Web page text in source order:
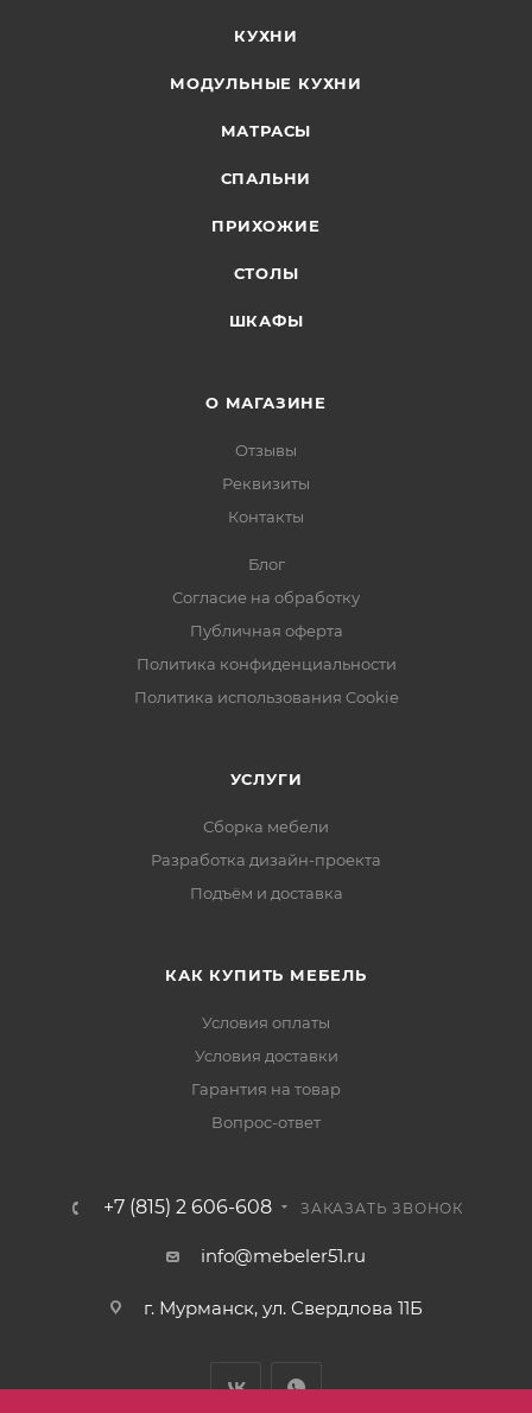
КУХНИ
МОДУЛЬНЫЕ КУХНИ
МАТРАСЫ
СПАЛЬНИ
ПРИХОЖИЕ
СТОЛЫ
ШКАФЫ
О МАГАЗИНЕ
Отзывы
Реквизиты
Контакты
Блог
Согласие на обработку
Публичная оферта
Политика конфиденциальности
Политика использования Cookie
УСЛУГИ
Сборка мебели
Разработка дизайн-проекта
Подъём и доставка
КАК КУПИТЬ МЕБЕЛЬ
Условия оплаты
Условия доставки
Гарантия на товар
Вопрос-ответ
+7 (815) 2 606-608 ЗАКАЗАТЬ ЗВОНОК
info@mebeler51.ru
г. Мурманск, ул. Свердлова 11Б